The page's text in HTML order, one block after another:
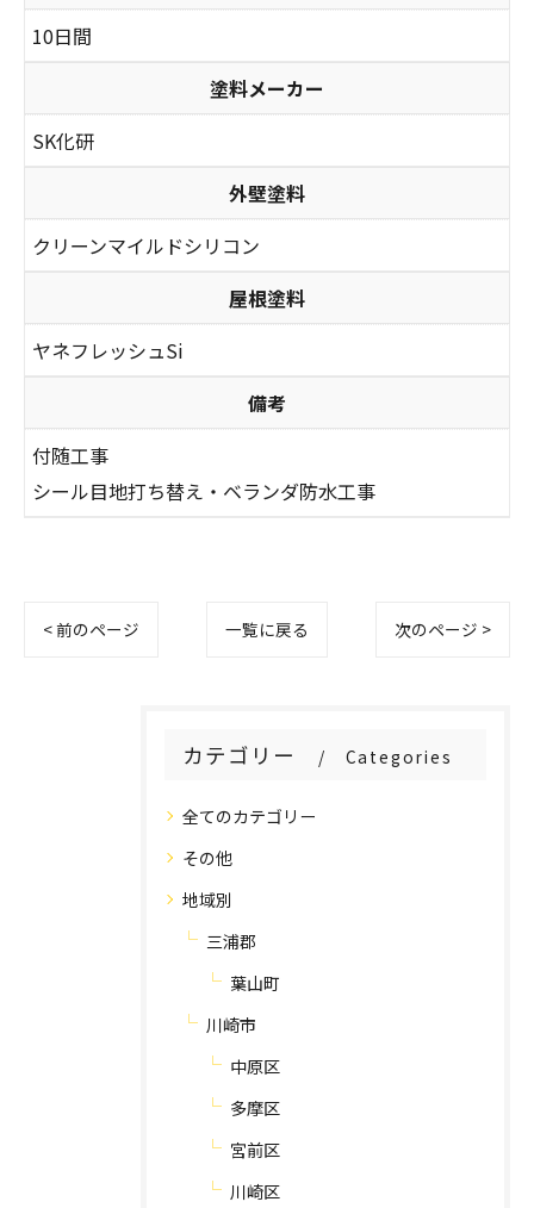
10日間
塗料メーカー
SK化研
外壁塗料
クリーンマイルドシリコン
屋根塗料
ヤネフレッシュSi
備考
付随工事
シール目地打ち替え・ベランダ防水工事
< 前のページ 一覧に戻る 次のページ >
カテゴリー Categories
全てのカテゴリー
その他
地域別
三浦郡
葉山町
川崎市
中原区
多摩区
宮前区
川崎区